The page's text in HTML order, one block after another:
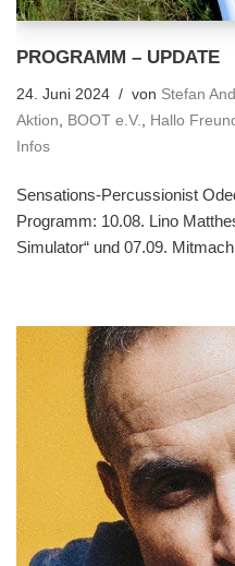
PROGRAMM – UPDATE
24. Juni 2024 von Stefan
Aktion, BOOT e.V., Hallo
Infos
Sensations-Percussionist
Programm: 10.08. Lino
Simulator“ und 07.09.